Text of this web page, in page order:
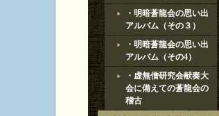
・明暗蒼龍会の思い出
アルバム（その３）
・明暗蒼龍会の思い出
アルバム（その4）
・虚無僧研究会献奏大
会に備えての蒼龍会の
稽古